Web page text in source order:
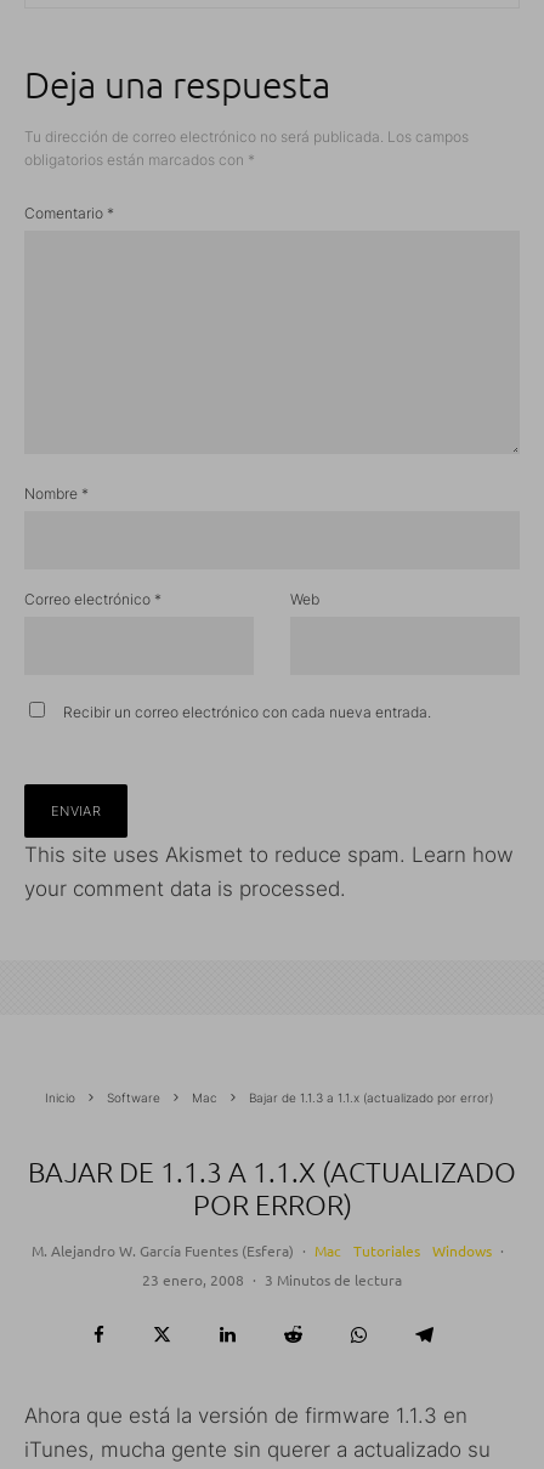
Deja una respuesta
Tu dirección de correo electrónico no será publicada. Los campos
obligatorios están marcados con *
Comentario *
Nombre *
Correo electrónico * Web
Recibir un correo electrónico con cada nueva entrada.
This site uses Akismet to reduce spam. Learn how
your comment data is processed.
Inicio Software Mac Bajar de 1.1.3 a 1.1.x (actualizado por error)
BAJAR DE 1.1.3 A 1.1.X (ACTUALIZADO
POR ERROR)
M. Alejandro W. García Fuentes (Esfera) · Mac Tutoriales Windows ·
23 enero, 2008 · 3 Minutos de lectura
Ahora que está la versión de firmware 1.1.3 en
iTunes, mucha gente sin querer a actualizado su